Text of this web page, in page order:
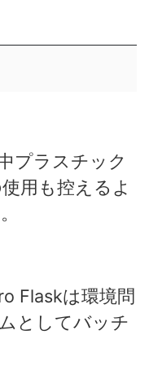
プラスチック
用も控えるよ
Flaskは環境問
としてバッチ